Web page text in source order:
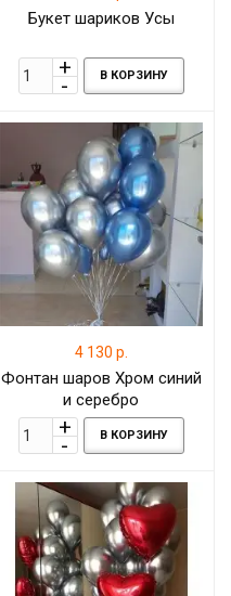
Букет шариков Усы
В КОРЗИНУ
4 130 р.
Фонтан шаров Хром синий
и серебро
В КОРЗИНУ